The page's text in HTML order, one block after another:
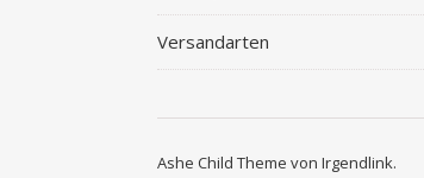
Versandarten
Ashe Child Theme von Irgendlink.